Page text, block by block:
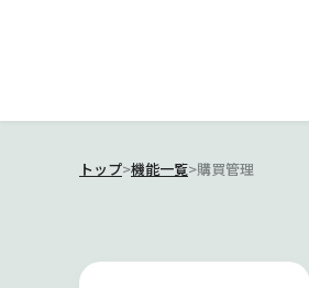
トップ>機能一覧>購買管理